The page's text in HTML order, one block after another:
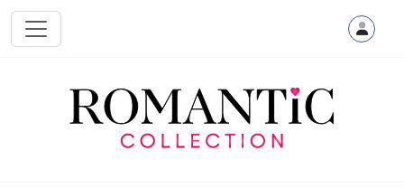
Перейти к основному содержанию